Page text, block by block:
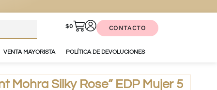
$0 CONTACTO
VENTA MAYORISTA POLÍTICA DE DEVOLUCIONES
Mohra Silky Rose” EDP Mujer 5